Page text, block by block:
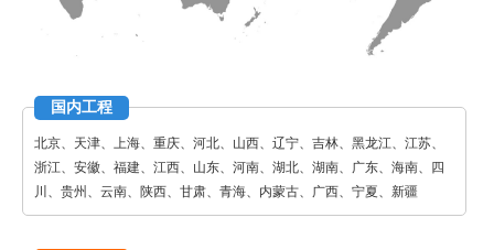
国内工程
北京、天津、上海、重庆、河北、山西、辽宁、吉林、黑龙江、江苏、
浙江、安徽、福建、江西、山东、河南、湖北、湖南、广东、海南、四
川、贵州、云南、陕西、甘肃、青海、内蒙古、广西、宁夏、新疆